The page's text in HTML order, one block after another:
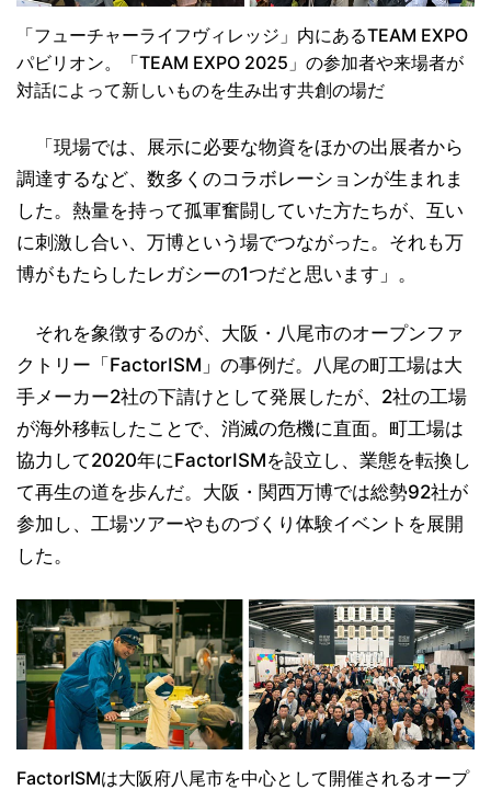
「フューチャーライフヴィレッジ」内にあるTEAM EXPO
パビリオン。「TEAM EXPO 2025」の参加者や来場者が
対話によって新しいものを生み出す共創の場だ
「現場では、展示に必要な物資をほかの出展者から
調達するなど、数多くのコラボレーションが生まれま
した。熱量を持って孤軍奮闘していた方たちが、互い
に刺激し合い、万博という場でつながった。それも万
博がもたらしたレガシーの1つだと思います」。
それを象徴するのが、大阪・八尾市のオープンファ
クトリー「FactorISM」の事例だ。八尾の町工場は大
手メーカー2社の下請けとして発展したが、2社の工場
が海外移転したことで、消滅の危機に直面。町工場は
協力して2020年にFactorISMを設立し、業態を転換し
て再生の道を歩んだ。大阪・関西万博では総勢92社が
参加し、工場ツアーやものづくり体験イベントを展開
した。
FactorISMは大阪府八尾市を中心として開催されるオープ